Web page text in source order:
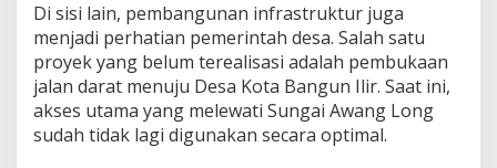
Di sisi lain, pembangunan infrastruktur juga
menjadi perhatian pemerintah desa. Salah satu
proyek yang belum terealisasi adalah pembukaan
jalan darat menuju Desa Kota Bangun Ilir. Saat ini,
akses utama yang melewati Sungai Awang Long
sudah tidak lagi digunakan secara optimal.